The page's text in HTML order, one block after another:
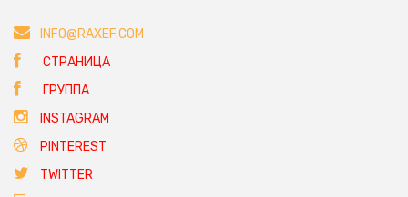
INFO@RAXEF.COM
СТРАНИЦА
ГРУППА
INSTAGRAM
PINTEREST
TWITTER